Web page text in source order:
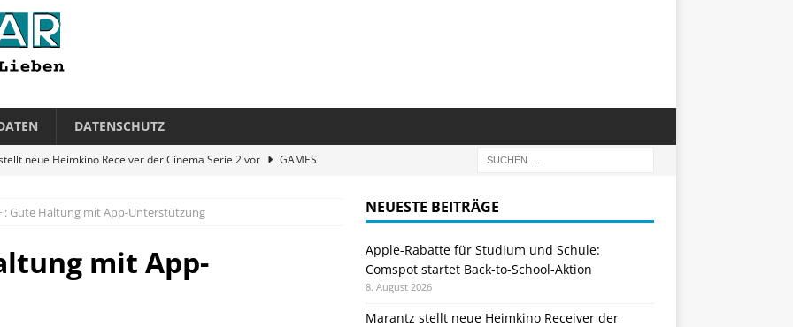
DATENSCHUTZ
neue Heimkino Receiver der Cinema Serie 2 vor
GAMES
3-in-1 Magnetic Charging Station im Test: Eine Ladestation für
sparen: Eve Thermostat macht die Fußbodenheizung smart
: Gute Haltung mit App-Unterstützung
mit App-
NEUESTE BEITRÄGE
Apple-Rabatte für Studium und Schule:
Comspot startet Back-to-School-Aktion
8. August 2026
Marantz stellt neue Heimkino Receiver der